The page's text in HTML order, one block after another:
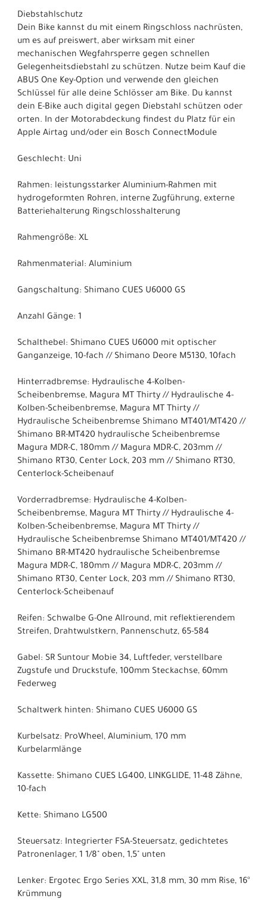
Diebstahlschutz
Dein Bike kannst du mit einem Ringschloss nachrüsten,
um es auf preiswert, aber wirksam mit einer
mechanischen Wegfahrsperre gegen schnellen
Gelegenheitsdiebstahl zu schützen. Nutze beim Kauf die
ABUS One Key-Option und verwende den gleichen
Schlüssel für alle deine Schlösser am Bike. Du kannst
dein E-Bike auch digital gegen Diebstahl schützen oder
orten. In der Motorabdeckung findest du Platz für ein
Apple Airtag und/oder ein Bosch ConnectModule
Geschlecht: Uni
Rahmen: leistungsstarker Aluminium-Rahmen mit
hydrogeformten Rohren, interne Zugführung, externe
Batteriehalterung Ringschlosshalterung
Rahmengröße: XL
Rahmenmaterial: Aluminium
Gangschaltung: Shimano CUES U6000 GS
Anzahl Gänge: 1
Schalthebel: Shimano CUES U6000 mit optischer
Ganganzeige, 10-fach // Shimano Deore M5130, 10fach
Hinterradbremse: Hydraulische 4-Kolben-
Scheibenbremse, Magura MT Thirty // Hydraulische 4-
Kolben-Scheibenbremse, Magura MT Thirty //
Hydraulische Scheibenbremse Shimano MT401/MT420 //
Shimano BR-MT420 hydraulische Scheibenbremse
Magura MDR-C, 180mm // Magura MDR-C, 203mm //
Shimano RT30, Center Lock, 203 mm // Shimano RT30,
Centerlock-Scheibenauf
Vorderradbremse: Hydraulische 4-Kolben-
Scheibenbremse, Magura MT Thirty // Hydraulische 4-
Kolben-Scheibenbremse, Magura MT Thirty //
Hydraulische Scheibenbremse Shimano MT401/MT420 //
Shimano BR-MT420 hydraulische Scheibenbremse
Magura MDR-C, 180mm // Magura MDR-C, 203mm //
Shimano RT30, Center Lock, 203 mm // Shimano RT30,
Centerlock-Scheibenauf
Reifen: Schwalbe G-One Allround, mit reflektierendem
Streifen, Drahtwulstkern, Pannenschutz, 65-584
Gabel: SR Suntour Mobie 34, Luftfeder, verstellbare
Zugstufe und Druckstufe, 100mm Steckachse, 60mm
Federweg
Schaltwerk hinten: Shimano CUES U6000 GS
Kurbelsatz: ProWheel, Aluminium, 170 mm
Kurbelarmlänge
Kassette: Shimano CUES LG400, LINKGLIDE, 11-48 Zähne,
10-fach
Kette: Shimano LG500
Steuersatz: Integrierter FSA-Steuersatz, gedichtetes
Patronenlager, 1 1/8" oben, 1,5" unten
Lenker: Ergotec Ergo Series XXL, 31,8 mm, 30 mm Rise, 16°
Krümmung